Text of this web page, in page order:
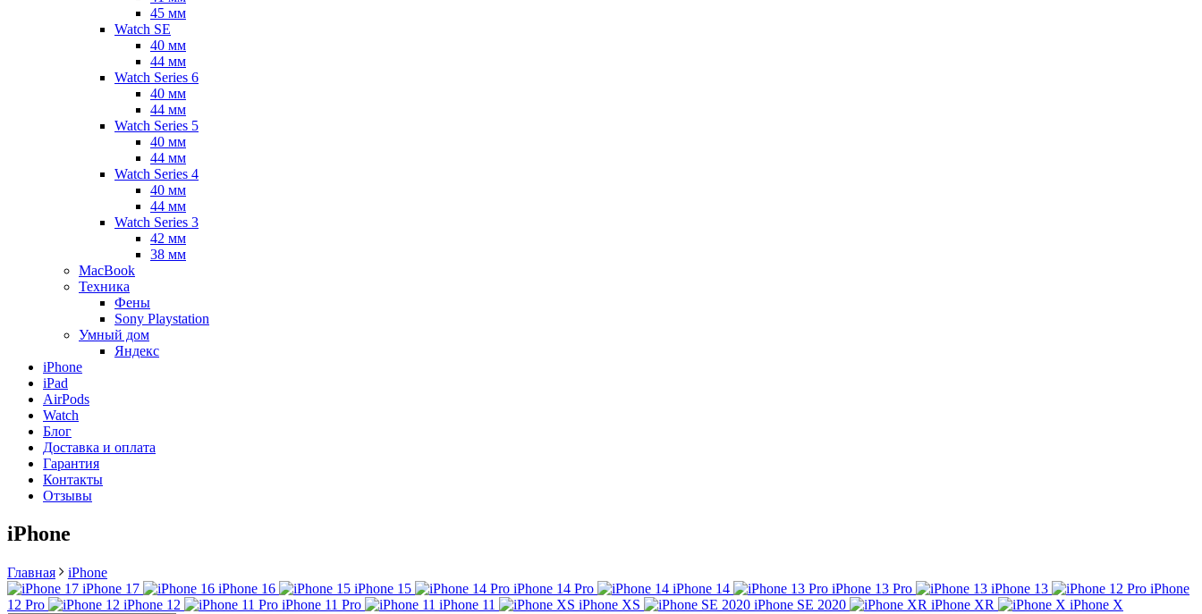
45 мм
Watch SE
40 мм
44 мм
Watch Series 6
40 мм
44 мм
Watch Series 5
40 мм
44 мм
Watch Series 4
40 мм
44 мм
Watch Series 3
42 мм
38 мм
MacBook
Техника
Фены
Sony Playstation
Умный дом
Яндекс
iPhone
iPad
AirPods
Watch
Блог
Доставка и оплата
Гарантия
Контакты
Отзывы
iPhone
Главная
iPhone
iPhone 17
iPhone 16 iPhone 15 iPhone 14 Pro iPhone 14 iPhone 13 Pro iPhone 13
iPhone
12 Pro
iPhone 12 iPhone 11 Pro iPhone 11 iPhone XS iPhone SE 2020 iPhone XR iPhone X